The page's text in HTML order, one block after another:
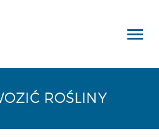
ROŚLINY